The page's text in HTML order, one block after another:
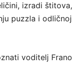
izradi štitova,
puzzla i odličnoj
voditelj Frano